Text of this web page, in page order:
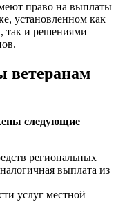
право на выплаты
установленном как
так и решениями
ветеранам
следующие
региональных
выплата из
услуг местной